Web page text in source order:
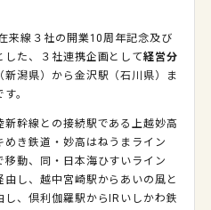
来線３社の開業10周年記念及び
した、３社連携企画として経営分
新潟県）から金沢駅（石川県）ま
。
幹線との接続駅である上越妙高
き鉄道・妙高はねうまライン
移動、同・日本海ひすいライン
由し、越中宮崎駅からあいの風と
、倶利伽羅駅からIRいしかわ鉄